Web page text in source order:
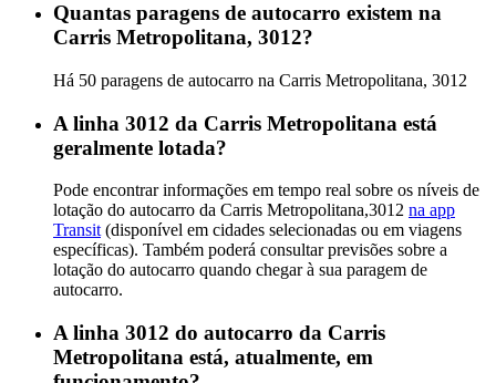
Quantas paragens de autocarro existem na
Carris Metropolitana, 3012?
Há 50 paragens de autocarro na Carris Metropolitana, 3012
A linha 3012 da Carris Metropolitana está
geralmente lotada?
Pode encontrar informações em tempo real sobre os níveis de
lotação do autocarro da Carris Metropolitana,3012 na app
Transit (disponível em cidades selecionadas ou em viagens
específicas). Também poderá consultar previsões sobre a
lotação do autocarro quando chegar à sua paragem de
autocarro.
A linha 3012 do autocarro da Carris
Metropolitana está, atualmente, em